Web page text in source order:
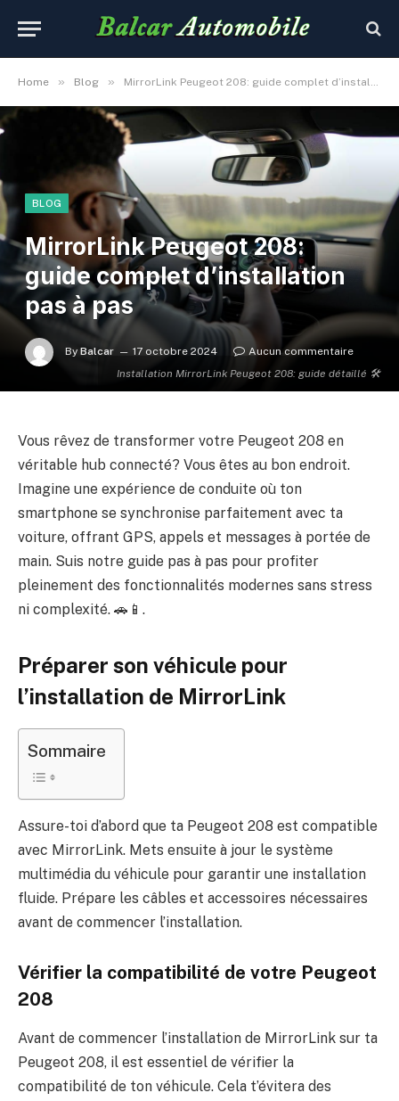
Home » Blog » MirrorLink Peugeot 208: guide complet d’installation pas à pas
Installation MirrorLink Peugeot 208: guide détaillé 🛠️
BLOG
MirrorLink Peugeot 208:
guide complet d’installation
pas à pas
By Balcar 17 octobre 2024 Aucun commentaire
Vous rêvez de transformer votre Peugeot 208 en
véritable hub connecté? Vous êtes au bon endroit.
Imagine une expérience de conduite où ton
smartphone se synchronise parfaitement avec ta
voiture, offrant GPS, appels et messages à portée de
main. Suis notre guide pas à pas pour profiter
pleinement des fonctionnalités modernes sans stress
ni complexité. 🚗📱.
Préparer son véhicule pour
l’installation de MirrorLink
Sommaire
Assure-toi d’abord que ta Peugeot 208 est compatible
avec MirrorLink. Mets ensuite à jour le système
multimédia du véhicule pour garantir une installation
fluide. Prépare les câbles et accessoires nécessaires
avant de commencer l’installation.
Vérifier la compatibilité de votre Peugeot
208
Avant de commencer l’installation de MirrorLink sur ta
Peugeot 208, il est essentiel de vérifier la
compatibilité de ton véhicule. Cela t’évitera des